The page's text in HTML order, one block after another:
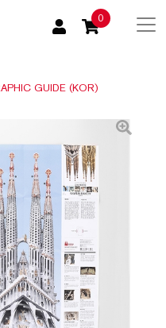
0
GUIDE (KOR)